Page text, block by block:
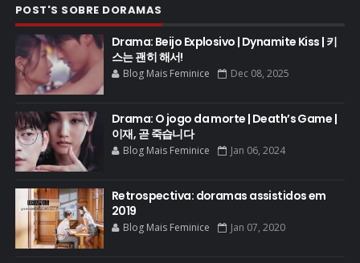
POST'S SOBRE DORAMAS
Drama: Beijo Explosivo | Dynamite Kiss | 키
스는 괜히 해서!
Blog Mais Feminice Dec 08, 2025
Drama: O jogo da morte | Death’s Game |
이재, 곧 죽습니다
Blog Mais Feminice Jan 06, 2024
Retrospectiva: doramas assistidos em
2019
Blog Mais Feminice Jan 07, 2020